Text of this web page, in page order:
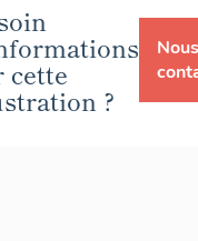
cette
?
Nous